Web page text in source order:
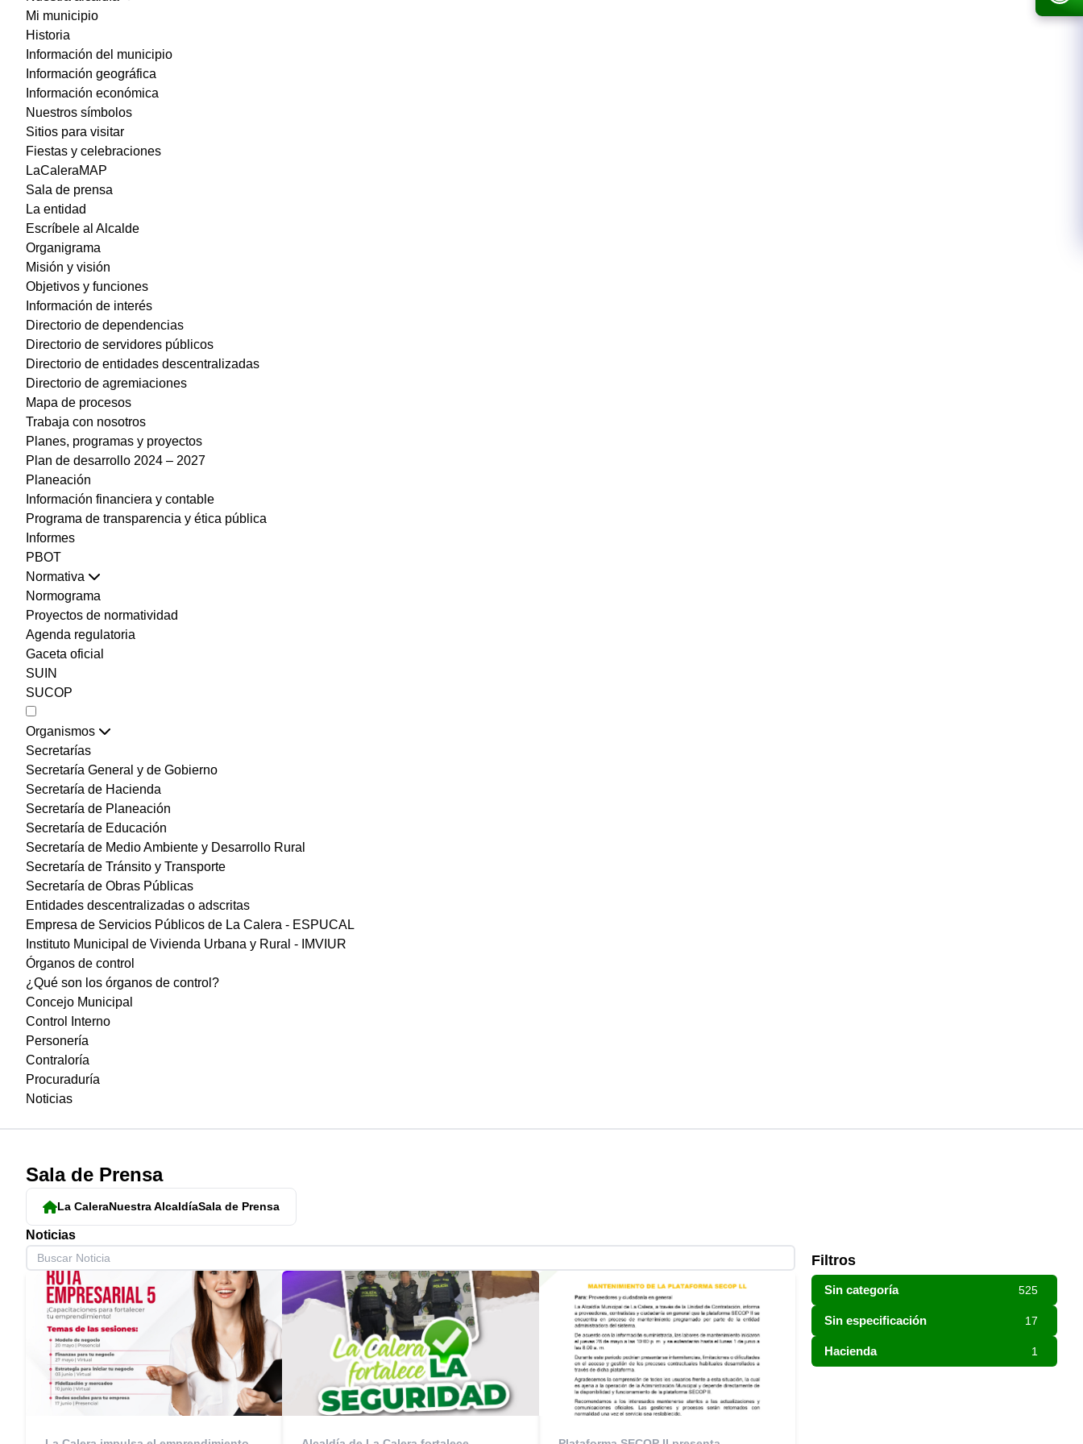
Mi municipio
Historia
Información del municipio
Información geográfica
Información económica
Nuestros símbolos
Sitios para visitar
Fiestas y celebraciones
LaCaleraMAP
Sala de prensa
La entidad
Escríbele al Alcalde
Organigrama
Misión y visión
Objetivos y funciones
Información de interés
Directorio de dependencias
Directorio de servidores públicos
Directorio de entidades descentralizadas
Directorio de agremiaciones
Mapa de procesos
Trabaja con nosotros
Planes, programas y proyectos
Plan de desarrollo 2024 – 2027
Planeación
Información financiera y contable
Programa de transparencia y ética pública
Informes
PBOT
Normativa
Normograma
Proyectos de normatividad
Agenda regulatoria
Gaceta oficial
SUIN
SUCOP
Organismos
Secretarías
Secretaría General y de Gobierno
Secretaría de Hacienda
Secretaría de Planeación
Secretaría de Educación
Secretaría de Medio Ambiente y Desarrollo Rural
Secretaría de Tránsito y Transporte
Secretaría de Obras Públicas
Entidades descentralizadas o adscritas
Empresa de Servicios Públicos de La Calera - ESPUCAL
Instituto Municipal de Vivienda Urbana y Rural - IMVIUR
Órganos de control
¿Qué son los órganos de control?
Concejo Municipal
Control Interno
Personería
Contraloría
Procuraduría
Noticias
Sala de Prensa
La CaleraNuestra AlcaldíaSala de Prensa
​Noticias
Filtros
Sin categoría 525
Sin especificación 17
Hacienda 1